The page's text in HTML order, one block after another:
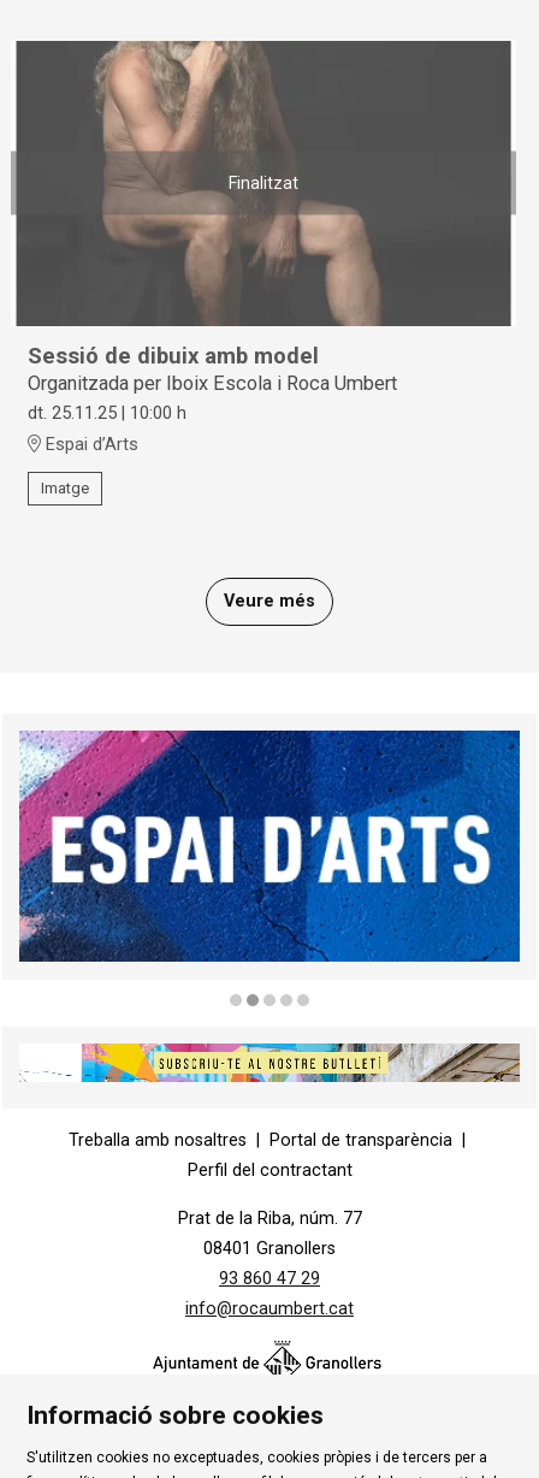
Finalitzat
Sessió de dibuix amb model
Organitzada per Iboix Escola i Roca Umbert
dt. 25.11.25
10:00 h
Espai d’Arts
Imatge
Veure més
Treballa amb nosaltres
Portal de transparència
Perfil del contractant
Prat de la Riba, núm. 77
08401 Granollers
93 860 47 29
info@rocaumbert.cat
Informació sobre cookies
S'utilitzen cookies no exceptuades, cookies pròpies i de tercers per a